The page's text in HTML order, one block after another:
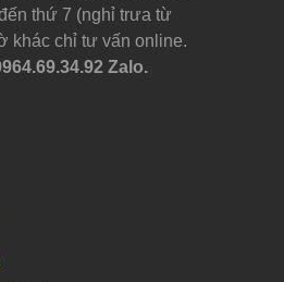
thứ 7 (nghỉ trưa từ
khác chỉ tư vấn online.
Zalo.